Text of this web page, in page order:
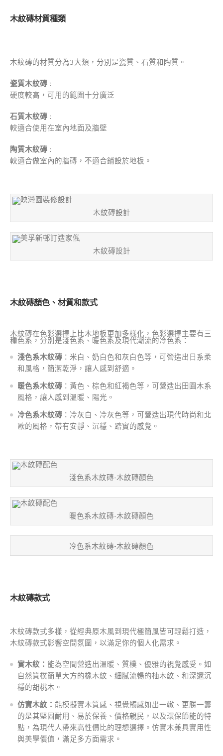
木紋磚材質種類
木紋磚的材質分為3大類，分別是瓷質、石質和陶質。
瓷質木紋磚 :
硬度較高，可用的範圍十分廣泛
石質木紋磚 :
較適合使用在室內地面及牆壁
陶質木紋磚 :
較適合做室內的牆磚，不適合鋪設於地板。
木紋磚設計
木紋磚設計
木紋磚顏色、材質和款式
木紋磚在色彩選擇上比木地板更加多樣化，色彩選擇主要有三
種色系，分別是淺色系、暖色系及現代潮流的冷色系：
淺色系木紋磚 ：米白、奶白色和灰白色等，可營造出日系柔
和風格，簡潔乾淨，讓人感到舒適。
暖色系木紋磚 ：黃色、棕色和紅褐色等，可營造出田園木系
風格，讓人感到溫暖、陽光。
冷色系木紋磚 ：冷灰白、冷灰色等，可營造出現代時尚和北
歐的風格，帶有安靜、沉穩、踏實的感覺。
淺色系木紋磚-木紋磚顏色
暖色系木紋磚-木紋磚顏色
冷色系木紋磚-木紋磚顏色
木紋磚款式
木紋磚款式多樣，從經典原木風到現代極簡風皆可輕鬆打造，
木紋磚款式影響空間氛圍，以滿足你的個人化需求。
實木紋： 能為空間營造出溫暖、質樸、優雅的視覺感受。如
自然質樸簡單大方的橡木紋、細膩流暢的柚木紋、和深邃沉
穩的胡桃木。
仿實木紋： 能模擬實木質感、視覺觸感如出一轍、更勝一籌
的是其堅固耐用、易於保養、價格親民，以及環保節能的特
點，為現代人帶來高性價比的理想選擇。仿實木兼具實用性
與美學價值，滿足多方面需求。